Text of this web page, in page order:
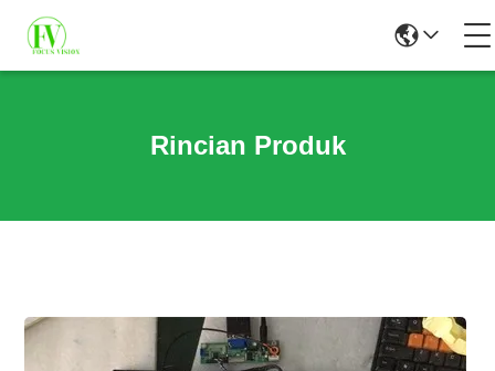
Rincian Produk